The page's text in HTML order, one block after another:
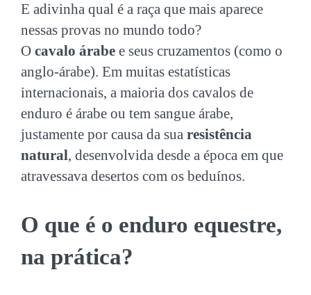
E adivinha qual é a raça que mais aparece
nessas provas no mundo todo?
O cavalo árabe e seus cruzamentos (como o
anglo-árabe). Em muitas estatísticas
internacionais, a maioria dos cavalos de
enduro é árabe ou tem sangue árabe,
justamente por causa da sua resistência
natural, desenvolvida desde a época em que
atravessava desertos com os beduínos.
O que é o enduro equestre,
na prática?